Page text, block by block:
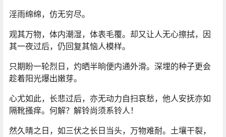
淫雨绵绵，仿无穷尽。
观其万物，体内潮湿，体表毛覆。却又让人无心擦拭，因
其一夜过后，仍回复其恼人模样。
只期盼一轮烈日，灼晒半晌便内通外滑。深埋的种子更会
趁着阳光爆出嫩芽。
心尤如此，长悲过后，亦无动力自扫哀愁，他人安抚亦如
隔靴搔痒。何解？解铃尚须系铃人！
然久晴之日，如三伏之长日当头，万物难耐。土壤干裂，